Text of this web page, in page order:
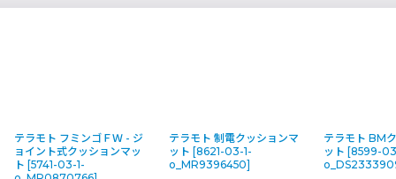
テラモト フミンゴＦＷ - ジ
ョイント式クッションマッ
ト [5741-03-1-
テラモト 制電クッションマ
ット [8621-03-1-
o_MR9396450]
テラモト BM
ット [8599-